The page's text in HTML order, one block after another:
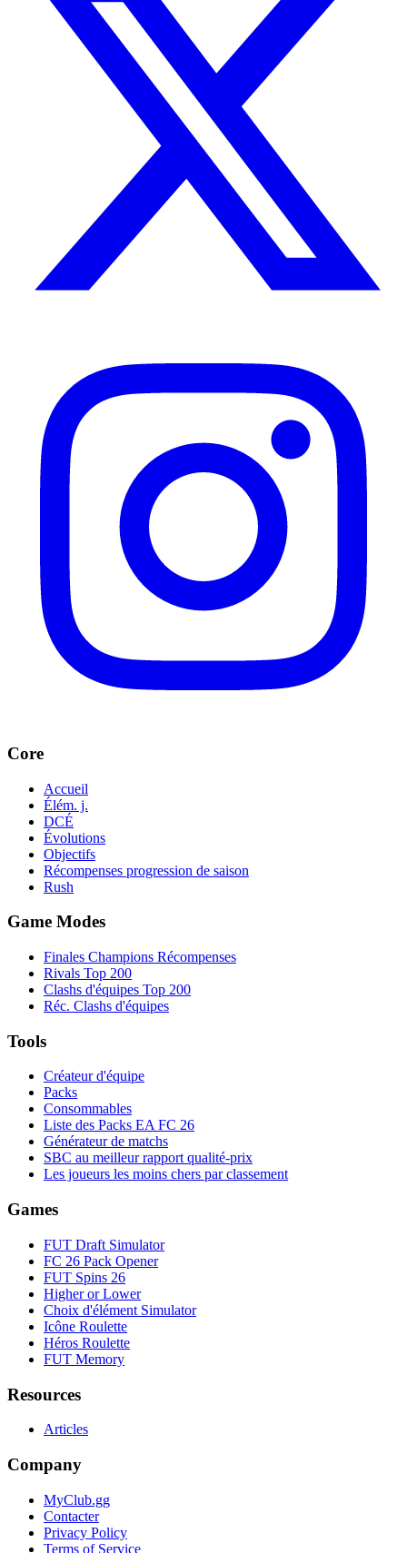
Core
Accueil
Élém. j.
DCÉ
Évolutions
Objectifs
Récompenses progression de saison
Rush
Game Modes
Finales Champions Récompenses
Rivals Top 200
Clashs d'équipes Top 200
Réc. Clashs d'équipes
Tools
Créateur d'équipe
Packs
Consommables
Liste des Packs EA FC 26
Générateur de matchs
SBC au meilleur rapport qualité-prix
Les joueurs les moins chers par classement
Games
FUT Draft Simulator
FC 26 Pack Opener
FUT Spins 26
Higher or Lower
Choix d'élément Simulator
Icône Roulette
Héros Roulette
FUT Memory
Resources
Articles
Company
MyClub.gg
Contacter
Privacy Policy
Terms of Service